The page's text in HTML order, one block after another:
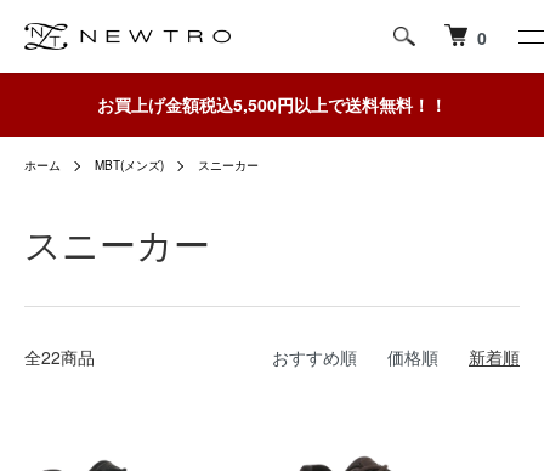
0
お買上げ金額税込5,500円以上で送料無料！！
ホーム MBT(メンズ) スニーカー
スニーカー
全22商品 おすすめ順 価格順 新着順